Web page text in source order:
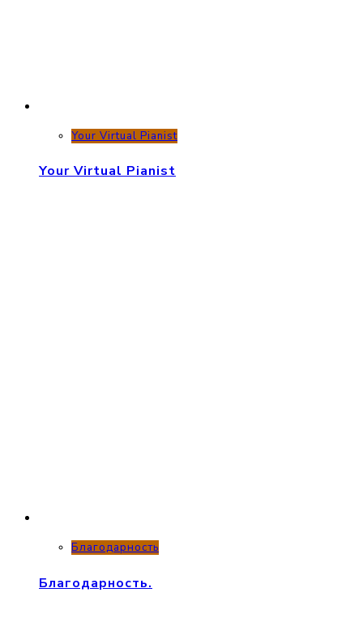
Your Virtual Pianist
Your Virtual Pianist
Благодарность
Благодарность.